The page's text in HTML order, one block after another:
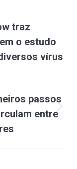
traz
o estudo
vírus
passos
entre